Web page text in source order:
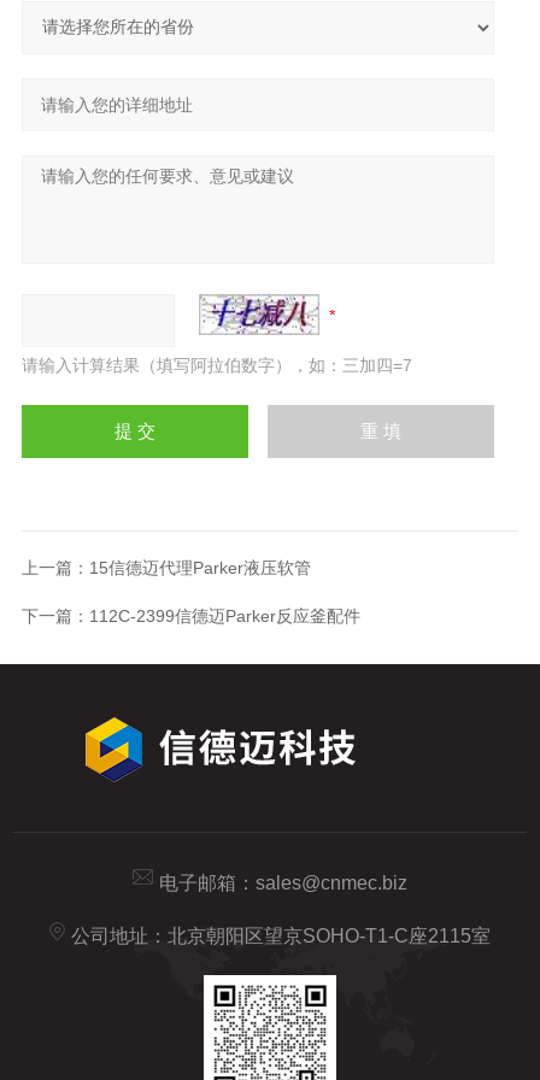
请输入计算结果（填写阿拉伯数字），如：三加四=7
上一篇： 15信德迈代理Parker液压软管
下一篇： 112C-2399信德迈Parker反应釜配件
电子邮箱： sales@cnmec.biz
公司地址：北京朝阳区望京SOHO-T1-C座2115室